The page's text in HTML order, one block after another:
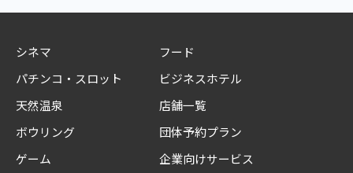
シネマ
パチンコ・スロット
天然温泉
ボウリング
ゲーム
フード
ビジネスホテル
店舗一覧
団体予約プラン
企業向けサービス